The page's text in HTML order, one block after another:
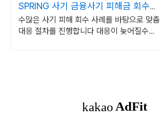
SPRING 사기 금융사기 피해금 회수
전문
수많은 사기 피해 회수 사례를 바탕으로 맞춤
대응 절차를 진행합니다 대응이 늦어질수록